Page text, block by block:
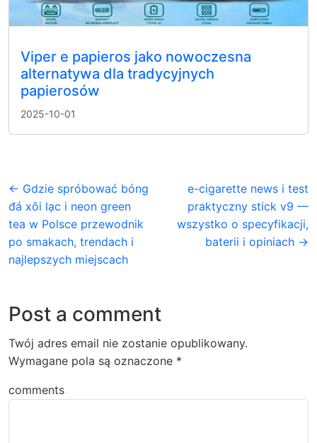
Viper e papieros jako nowoczesna
alternatywa dla tradycyjnych
papierosów
2025-10-01
← Gdzie spróbować bóng
đá xôi lạc i neon green
tea w Polsce przewodnik
po smakach, trendach i
najlepszych miejscach
e-cigarette news i test
praktyczny stick v9 —
wszystko o specyfikacji,
baterii i opiniach →
Post a comment
Twój adres email nie zostanie opublikowany.
Wymagane pola są oznaczone *
comments